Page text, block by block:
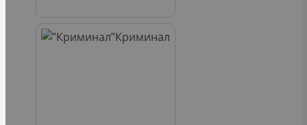
Криминал